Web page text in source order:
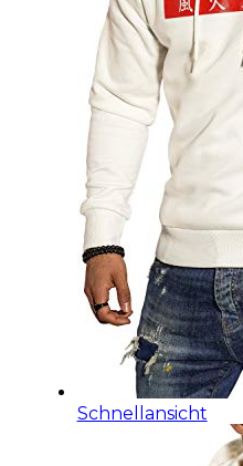
Schnellansicht